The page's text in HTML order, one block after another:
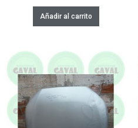
Añadir al carrito